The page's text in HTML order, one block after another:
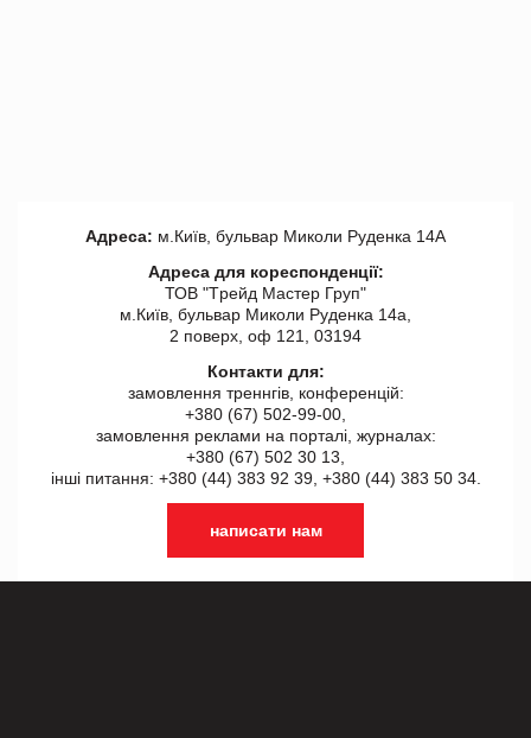
Адреса: м.Київ, бульвар Миколи Руденка 14А
Адреса для кореспонденції:
ТОВ "Tрейд Мастер Груп"
м.Київ, бульвар Миколи Руденка 14а,
2 поверх, оф 121, 03194
Контакти для:
замовлення треннгів, конференцій:
+380 (67) 502-99-00,
замовлення реклами на порталі, журналах:
+380 (67) 502 30 13,
інші питання: +380 (44) 383 92 39, +380 (44) 383 50 34.
написати нам